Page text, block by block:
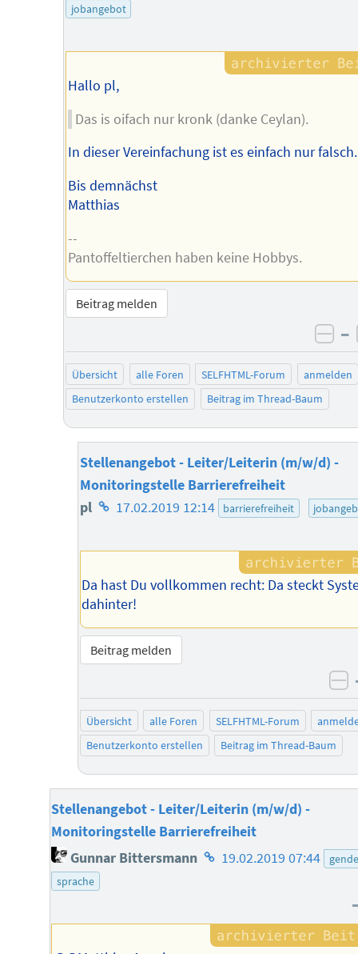
jobangebot
Hallo pl,
Das is oifach nur kronk (danke Ceylan).
In dieser Vereinfachung ist es einfach nur falsch.
Bis demnächst
Matthias
--
Pantoffeltierchen haben keine Hobbys.
Beitrag melden
–
Übersicht alle Foren SELFHTML-Forum
anmelden
Benutzerkonto erstellen
Beitrag im Thread-Baum
Stellenangebot - Leiter/Leiterin (m/w/d) -
Monitoringstelle Barrierefreiheit
pl Homepage
Autors
17.02.2019 12:14 barrierefreiheit
Da hast Du vollkommen recht: Da steckt
dahinter!
Beitrag melden
Übersicht alle Foren SELFHTML-Forum
Benutzerkonto erstellen
Beitrag im Thread-Baum
Stellenangebot - Leiter/Leiterin (m/w/d) -
Monitoringstelle Barrierefreiheit
Gunnar Bittersmann Homepage
19.02.2019 07:44
sprache